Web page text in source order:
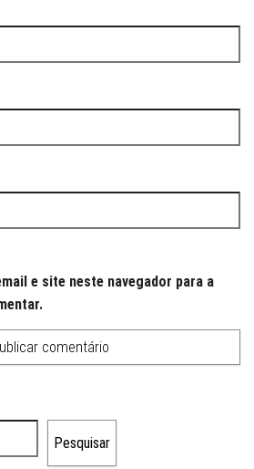
e site neste navegador para a
Pesquisar